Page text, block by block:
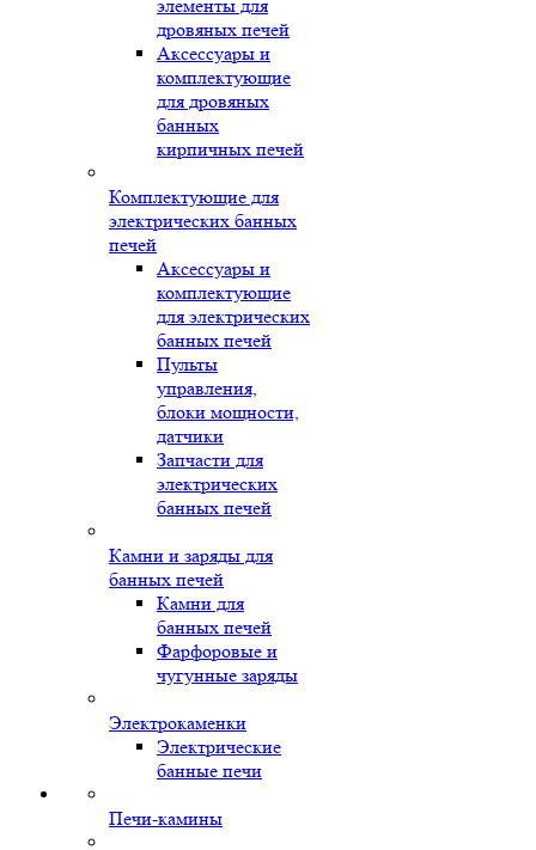
элементы для
дровяных печей
Аксессуары и
комплектующие
для дровяных
банных
кирпичных печей
Комплектующие для
электрических банных
печей
Аксессуары и
комплектующие
для электрических
банных печей
Пульты
управления,
блоки мощности,
датчики
Запчасти для
электрических
банных печей
Камни и заряды для
банных печей
Камни для
банных печей
Фарфоровые и
чугунные заряды
Электрокаменки
Электрические
банные печи
Печи-камины